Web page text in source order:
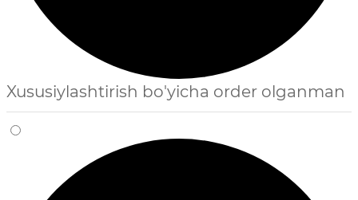
Xususiylashtirish bo'yicha order olganman